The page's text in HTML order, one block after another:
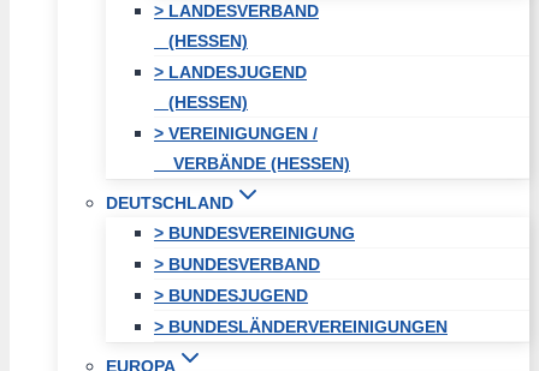
> LANDESVERBAND
(HESSEN)
> LANDESJUGEND
(HESSEN)
> VEREINIGUNGEN /
VERBÄNDE (HESSEN)
DEUTSCHLAND
> BUNDESVEREINIGUNG
> BUNDESVERBAND
> BUNDESJUGEND
> BUNDESLÄNDERVEREINIGUNGEN
EUROPA